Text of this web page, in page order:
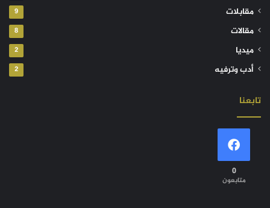
مقابلات 9
مقالات 8
ميديا 2
أدب وترفيه 2
تابعنا
0
متابعون